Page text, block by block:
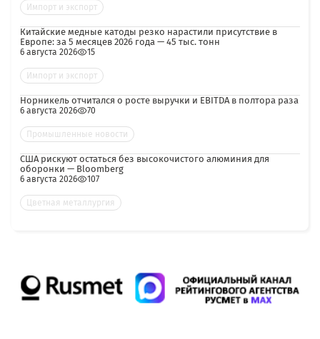
Импорт и экспорт
Китайские медные катоды резко нарастили присутствие в
Европе: за 5 месяцев 2026 года — 45 тыс. тонн
6 августа 2026 15
Импорт и экспорт
Норникель отчитался о росте выручки и EBITDA в полтора раза
6 августа 2026 70
Промышленные новости
США рискуют остаться без высокочистого алюминия для
оборонки — Bloomberg
6 августа 2026 107
Цветная металлургия